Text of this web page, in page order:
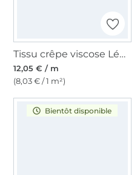
Tissu crêpe viscose Léopard, moutarde
12,05 € / m
(8,03 € / 1 m²)
Bientôt disponible